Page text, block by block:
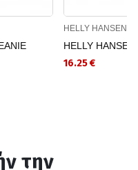
HELLY HANSEN
HELLY
16.25 €
την